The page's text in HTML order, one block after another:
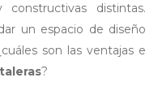
distintas.
un espacio de diseño
son las ventajas e
?